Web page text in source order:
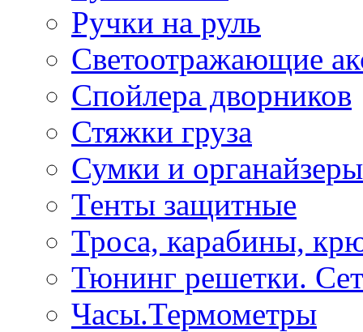
Ручки на руль
Светоотражающие
Спойлера дворников
Стяжки груза
Сумки и органайзеры
Тенты защитные
Троса, карабины,
Тюнинг решетки.
Часы.Термометры